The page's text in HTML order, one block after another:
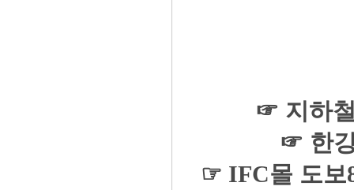
☞ 지하
☞ 한
☞ IFC몰 도보